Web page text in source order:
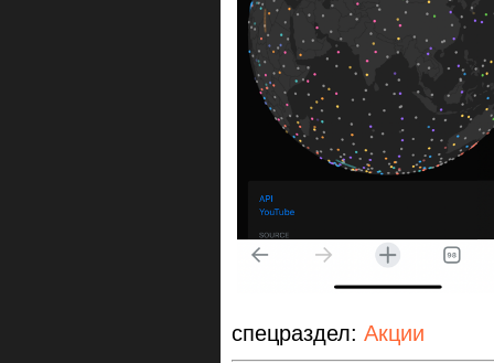
спецраздел: Акции